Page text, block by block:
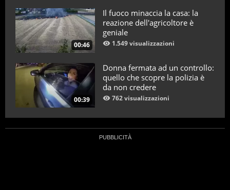
00:46
Il fuoco minaccia la casa: la
reazione dell'agricoltore è
geniale
1.549 visualizzazioni
00:39
Donna fermata ad un controllo:
quello che scopre la polizia è
da non credere
762 visualizzazioni